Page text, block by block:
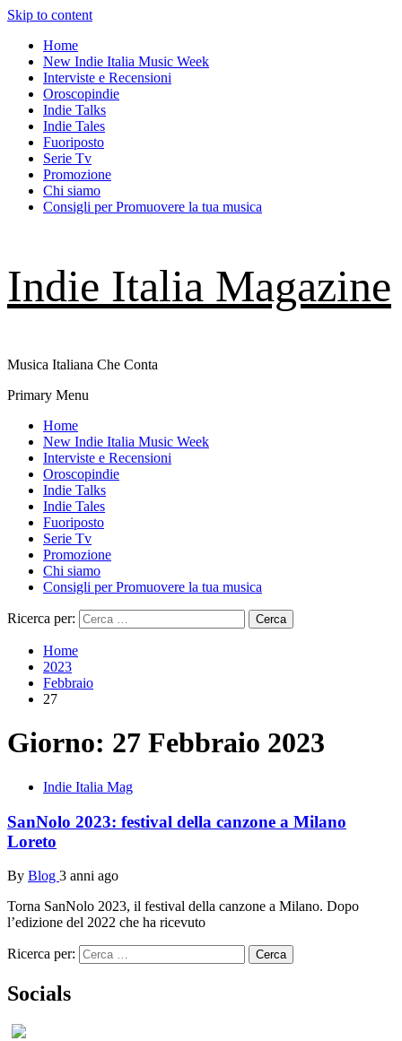
Skip to content
Home
New Indie Italia Music Week
Interviste e Recensioni
Oroscopindie
Indie Talks
Indie Tales
Fuoriposto
Serie Tv
Promozione
Chi siamo
Consigli per Promuovere la tua musica
Indie Italia Magazine
Musica Italiana Che Conta
Primary Menu
Home
New Indie Italia Music Week
Interviste e Recensioni
Oroscopindie
Indie Talks
Indie Tales
Fuoriposto
Serie Tv
Promozione
Chi siamo
Consigli per Promuovere la tua musica
Ricerca per:
Home
2023
Febbraio
27
Giorno: 27 Febbraio 2023
Indie Italia Mag
SanNolo 2023: festival della canzone a Milano
Loreto
By Blog 3 anni ago
Torna SanNolo 2023, il festival della canzone a Milano. Dopo
l’edizione del 2022 che ha ricevuto
Ricerca per:
Socials